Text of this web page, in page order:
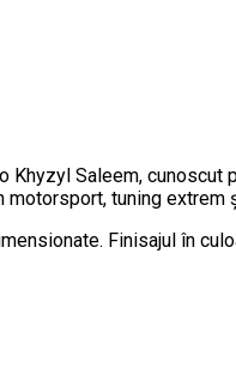
Saleem, cunoscut
tuning extrem
Finisajul în